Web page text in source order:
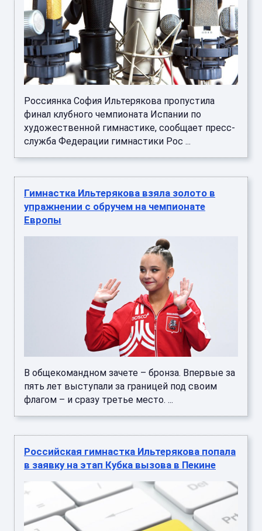
Россиянка София Ильтерякова пропустила
финал клубного чемпионата Испании по
художественной гимнастике, сообщает пресс-
служба Федерации гимнастики Рос ...
Гимнастка Ильтерякова взяла золото в
упражнении с обручем на чемпионате
Европы
В общекомандном зачете – бронза. Впервые за
пять лет выступали за границей под своим
флагом – и сразу третье место. ...
Российская гимнастка Ильтерякова попала
в заявку на этап Кубка вызова в Пекине